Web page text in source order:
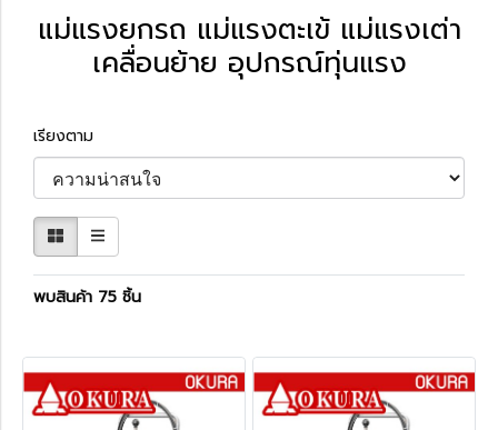
แม่แรงยกรถ แม่แรงตะเข้ แม่แรงเต่า
เคลื่อนย้าย อุปกรณ์ทุ่นแรง
เรียงตาม
พบสินค้า 75 ชิ้น